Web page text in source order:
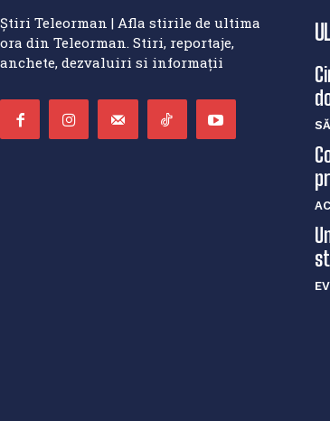
Știri Teleorman | Afla stirile de ultima
ora din Teleorman. Stiri, reportaje,
anchete, dezvaluiri si informații